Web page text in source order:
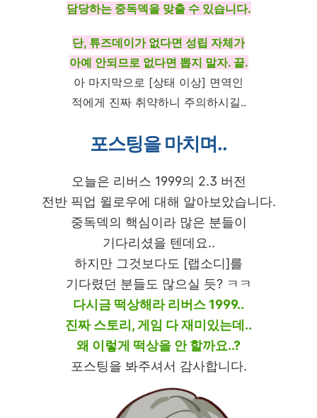
담당하는 중독덱을 맞출 수 있습니다.
단, 튜즈데이가 없다면 성립 자체가
아예 안되므로 없다면 뽑지 말자. 끝.
아 마지막으로 [상태 이상] 면역인
적에게 진짜 취약하니 주의하시길..
포스팅을 마치며..
오늘은 리버스 1999의 2.3 버전
전반 픽업 윌로우에 대해 알아보았습니다.
중독덱의 핵심이라 많은 분들이
기다리셨을 텐데요..
하지만 그것보다도 [랩소디]를
기다렸던 분들도 많으실 듯? ㅋㅋ
다시금 떡상해라 리버스 1999..
진짜 스토리, 게임 다 재미있는데..
왜 이렇게 떡상을 안 할까요..?
포스팅을 봐주셔서 감사합니다.